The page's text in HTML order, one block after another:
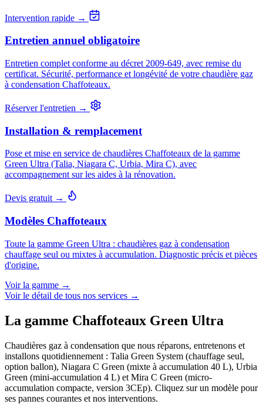
Intervention rapide →
Entretien annuel obligatoire
Entretien complet conforme au décret 2009-649, avec remise du
certificat. Sécurité, performance et longévité de votre chaudière gaz
à condensation Chaffoteaux.
Réserver l'entretien →
Installation & remplacement
Pose et mise en service de chaudières Chaffoteaux de la gamme
Green Ultra (Talia, Niagara C, Urbia, Mira C), avec
accompagnement sur les aides à la rénovation.
Devis gratuit →
Modèles Chaffoteaux
Toute la gamme Green Ultra : chaudières gaz à condensation
chauffage seul ou mixtes à accumulation. Diagnostic précis et pièces
d'origine.
Voir la gamme →
Voir le détail de tous nos services →
La gamme Chaffoteaux Green Ultra
Chaudières gaz à condensation que nous réparons, entretenons et
installons quotidiennement : Talia Green System (chauffage seul,
option ballon), Niagara C Green (mixte à accumulation 40 L), Urbia
Green (mini-accumulation 4 L) et Mira C Green (micro-
accumulation compacte, version 3CEp). Cliquez sur un modèle pour
ses pannes courantes et nos interventions.